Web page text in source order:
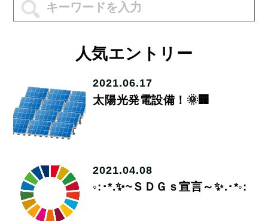
人気エントリー
2021.06.17
太陽光発電設備！🌞🏢
2021.04.08
◦:･*.✨~ＳＤＧｓ宣言～✨.･*◦: